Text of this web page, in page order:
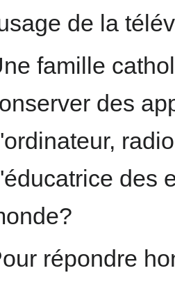
de la
famille
des
des
répondre